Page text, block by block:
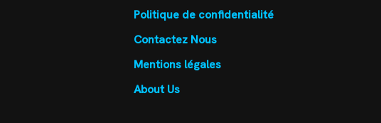
Politique de confidentialité
Contactez Nous
Mentions légales
About Us